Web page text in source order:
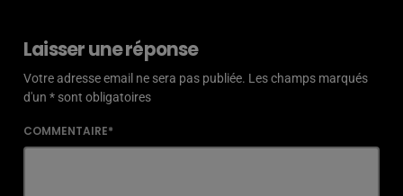
Laisser une réponse
Votre adresse email ne sera pas publiée. Les champs marqués
d'un * sont obligatoires
COMMENTAIRE*